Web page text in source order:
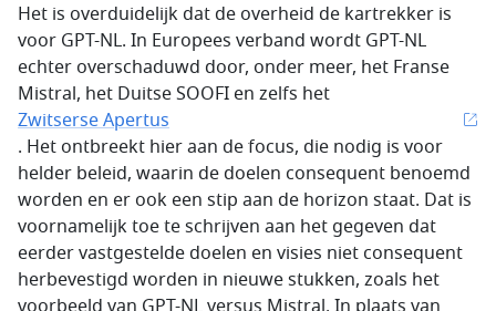
Het is overduidelijk dat de overheid de kartrekker is
voor GPT-NL. In Europees verband wordt GPT-NL
echter overschaduwd door, onder meer, het Franse
Mistral, het Duitse SOOFI en zelfs het
Zwitserse Apertus
. Het ontbreekt hier aan de focus, die nodig is voor
helder beleid, waarin de doelen consequent benoemd
worden en er ook een stip aan de horizon staat. Dat is
voornamelijk toe te schrijven aan het gegeven dat
eerder vastgestelde doelen en visies niet consequent
herbevestigd worden in nieuwe stukken, zoals het